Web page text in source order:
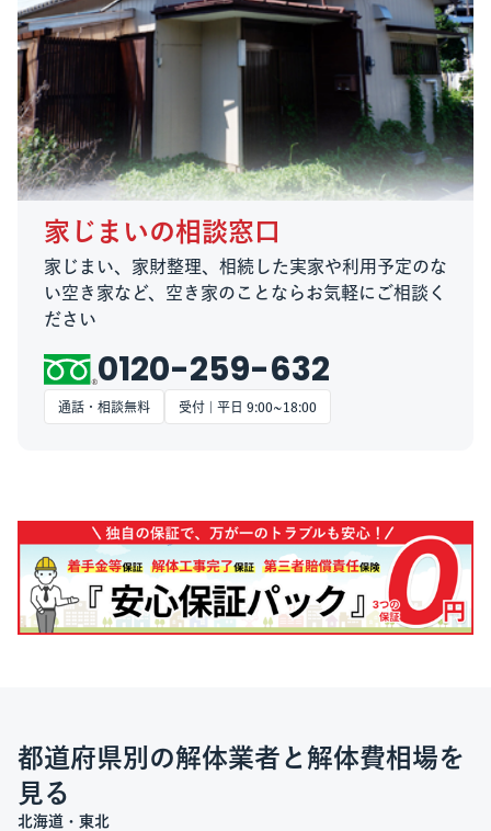
家じまいの相談窓口
家じまい、家財整理、相続した実家や利用予定のな
い空き家など、空き家のことならお気軽にご相談く
ださい
0120-259-632
通話・相談無料 受付 | 平日 9:00~18:00
都道府県別の解体業者と解体費相場を
見る
北海道・東北